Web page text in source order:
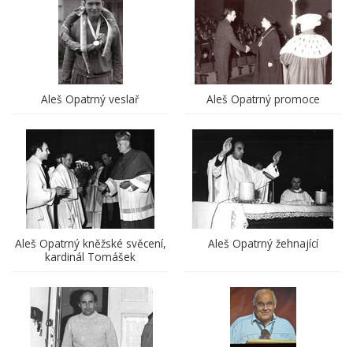
Aleš Opatrný veslař Aleš Opatrný promoce
Aleš Opatrný kněžské svěcení,
kardinál Tomášek
Aleš Opatrný žehnající